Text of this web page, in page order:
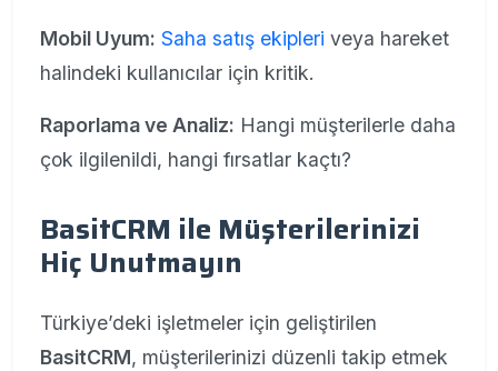
Mobil Uyum: Saha satış ekipleri veya hareket
halindeki kullanıcılar için kritik.
Raporlama ve Analiz: Hangi müşterilerle daha
çok ilgilenildi, hangi fırsatlar kaçtı?
BasitCRM ile Müşterilerinizi
Hiç Unutmayın
Türkiye’deki işletmeler için geliştirilen
BasitCRM, müşterilerinizi düzenli takip etmek